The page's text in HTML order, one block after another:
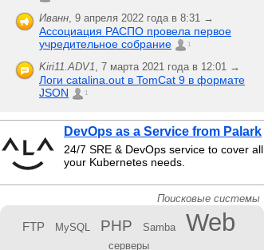
Иванн, 9 апреля 2022 года в 8:31 →
Ассоциация РАСПО провела первое
учредительное собрание
1
Kiri11.ADV1, 7 марта 2021 года в 12:01 →
Логи catalina.out в TomCat 9 в формате
JSON
1
DevOps as a Service from Palark
24/7 SRE & DevOps service to cover all
your Kubernetes needs.
Поисковые системы
FTP MySQL PHP Samba Web
серверы